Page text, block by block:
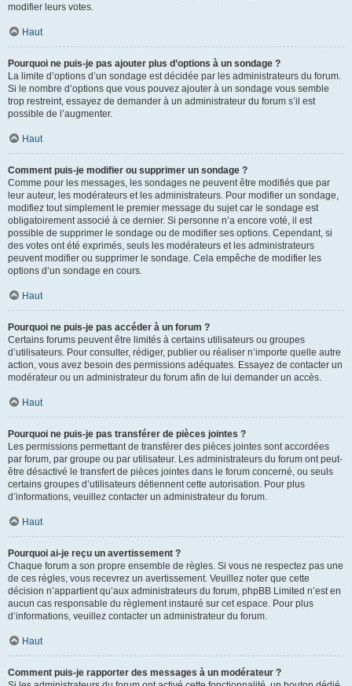
modifier leurs votes.
Haut
Pourquoi ne puis-je pas ajouter plus d’options à un sondage ?
La limite d’options d’un sondage est décidée par les administrateurs du forum.
Si le nombre d’options que vous pouvez ajouter à un sondage vous semble
trop restreint, essayez de demander à un administrateur du forum s’il est
possible de l’augmenter.
Haut
Comment puis-je modifier ou supprimer un sondage ?
Comme pour les messages, les sondages ne peuvent être modifiés que par
leur auteur, les modérateurs et les administrateurs. Pour modifier un sondage,
modifiez tout simplement le premier message du sujet car le sondage est
obligatoirement associé à ce dernier. Si personne n’a encore voté, il est
possible de supprimer le sondage ou de modifier ses options. Cependant, si
des votes ont été exprimés, seuls les modérateurs et les administrateurs
peuvent modifier ou supprimer le sondage. Cela empêche de modifier les
options d’un sondage en cours.
Haut
Pourquoi ne puis-je pas accéder à un forum ?
Certains forums peuvent être limités à certains utilisateurs ou groupes
d’utilisateurs. Pour consulter, rédiger, publier ou réaliser n’importe quelle autre
action, vous avez besoin des permissions adéquates. Essayez de contacter un
modérateur ou un administrateur du forum afin de lui demander un accès.
Haut
Pourquoi ne puis-je pas transférer de pièces jointes ?
Les permissions permettant de transférer des pièces jointes sont accordées
par forum, par groupe ou par utilisateur. Les administrateurs du forum ont peut-
être désactivé le transfert de pièces jointes dans le forum concerné, ou seuls
certains groupes d’utilisateurs détiennent cette autorisation. Pour plus
d’informations, veuillez contacter un administrateur du forum.
Haut
Pourquoi ai-je reçu un avertissement ?
Chaque forum a son propre ensemble de règles. Si vous ne respectez pas une
de ces règles, vous recevrez un avertissement. Veuillez noter que cette
décision n’appartient qu’aux administrateurs du forum, phpBB Limited n’est en
aucun cas responsable du règlement instauré sur cet espace. Pour plus
d’informations, veuillez contacter un administrateur du forum.
Haut
Comment puis-je rapporter des messages à un modérateur ?